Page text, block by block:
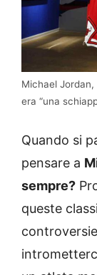
Michael
era “una
Quando si
pensare a
sempre?
queste